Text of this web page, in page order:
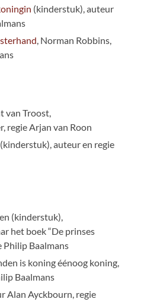
(kinderstuk), auteur
, Norman Robbins,
van Troost,
regie Arjan van Roon
(kinderstuk), auteur en regie
(kinderstuk),
het boek “De prinses
Philip Baalmans
is koning éénoog koning,
Baalmans
Alan Ayckbourn, regie